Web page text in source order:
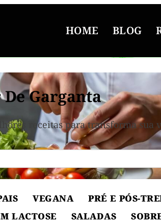
HOME BLOG
Garganta
receitas para transforma sua
VEGANA PRÉ E PÓS-
LACTOSE SALADAS